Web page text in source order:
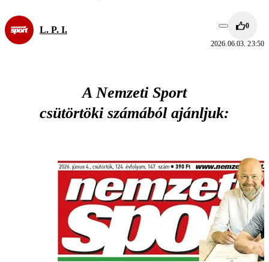
L. P. I. 0
2026.06.03. 23:50
A Nemzeti Sport
csütörtöki számából ajánljuk: